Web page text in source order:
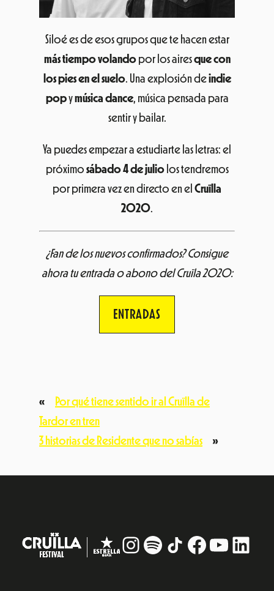
Siloé es de esos grupos que te hacen estar
más tiempo volandopor los airesque con
los pies en el suelo. Una explosión deindie
popymúsica dance, música pensada para
sentir y bailar.
Ya puedes empezar a estudiarte las letras: el
próximo sábado 4 de juliolos tendremos
por primera vez en directo en el Cruïlla
2020.
¿Fan de los nuevos confirmados? Consigue
ahora tu entrada o abono del Cruïla 2020:
ENTRADAS
«
Por qué tiene sentido ir al Cruïlla de
Tardor en tren
3 historias de Residente que no sabías
»
Instagram
# TikTokFacebook